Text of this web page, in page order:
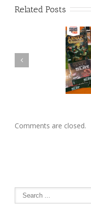
Related Posts
Comments are closed.